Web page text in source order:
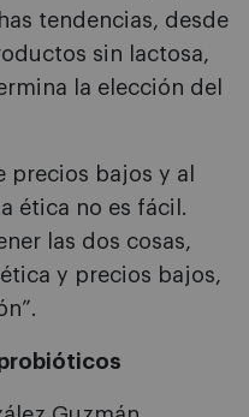
tendencias, desde
sin lactosa,
la elección del
precios bajos y al
ética no es fácil.
las dos cosas,
y precios bajos,